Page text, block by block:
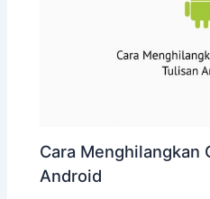
Cara Menghilangkan
Android